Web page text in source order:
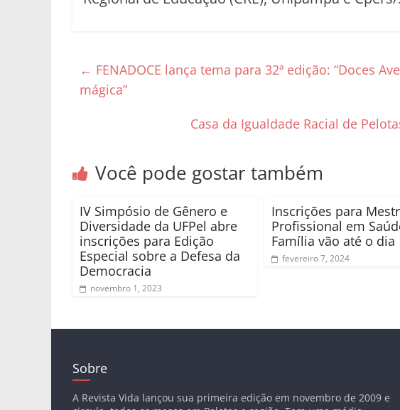
← FENADOCE lança tema para 32ª edição: “Doces
mágica”
Casa da Igualdade Racial de
Você pode gostar também
IV Simpósio de Gênero e
Diversidade da UFPel abre
inscrições para Edição
Especial sobre a Defesa da
Democracia
novembro 1, 2023
Inscrições para
Profissional em
Família vão até o dia
fevereiro 7, 2024
Sobre
A Revista Vida lançou sua primeira edição em novembro de 2009 e